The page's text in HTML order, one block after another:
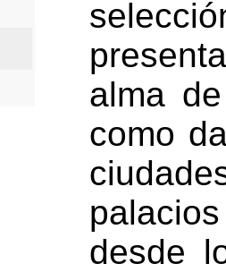
alma
como
desde